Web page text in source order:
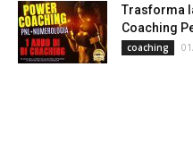
Trasforma
Coaching
coaching